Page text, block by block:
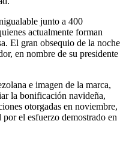
junto a 400
actualmente forman
El gran obsequio de la noche
en nombre de su presidente
e imagen de la marca,
la bonificación navideña,
otorgadas en noviembre,
el esfuerzo demostrado en